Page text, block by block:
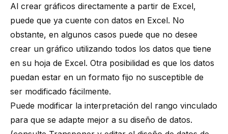
Al crear gráficos directamente a partir de Excel,
puede que ya cuente con datos en Excel. No
obstante, en algunos casos puede que no desee
crear un gráfico utilizando todos los datos que tiene
en su hoja de Excel. Otra posibilidad es que los datos
puedan estar en un formato fijo no susceptible de
ser modificado fácilmente.
Puede modificar la interpretación del rango vinculado
para que se adapte mejor a su diseño de datos.